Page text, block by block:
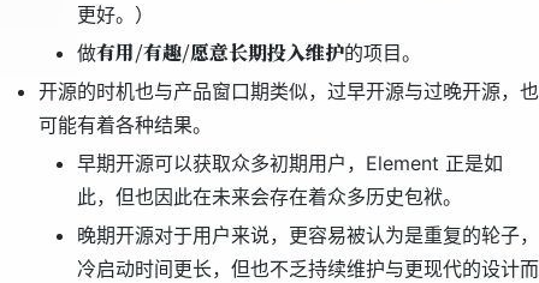
更好。）
做有用/有趣/愿意长期投入维护的项目。
开源的时机也与产品窗口期类似，过早开源与过晚开源，也
可能有着各种结果。
早期开源可以获取众多初期用户，Element 正是如
此，但也因此在未来会存在着众多历史包袱。
晚期开源对于用户来说，更容易被认为是重复的轮子，
冷启动时间更长，但也不乏持续维护与更现代的设计而